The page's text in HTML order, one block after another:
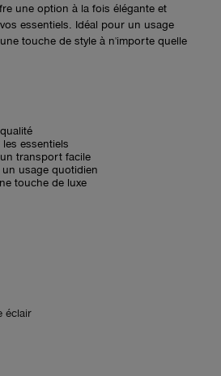
une option à la fois élégante et
essentiels. Idéal pour un usage
touche de style à n'importe quelle
essentiels
transport facile
usage quotidien
touche de luxe
éclair